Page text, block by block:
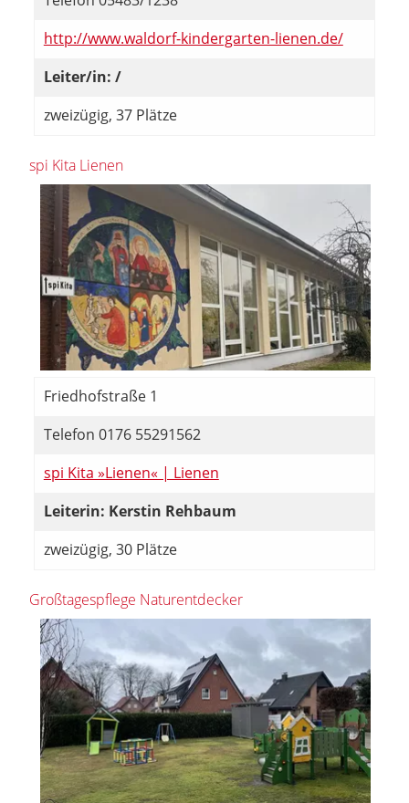
http://www.waldorf-kindergarten-lienen.de/
Leiter/in: /
zweizügig, 37 Plätze
spi Kita Lienen
Friedhofstraße 1
Telefon 0176 55291562
spi Kita »Lienen« | Lienen
Leiterin: Kerstin Rehbaum
zweizügig, 30 Plätze
Großtagespflege Naturentdecker